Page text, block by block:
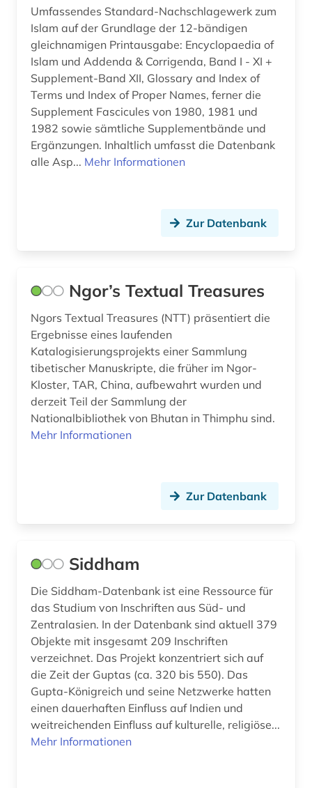
Umfassendes Standard-Nachschlagewerk zum
Islam auf der Grundlage der 12-bändigen
gleichnamigen Printausgabe: Encyclopaedia of
Islam und Addenda & Corrigenda, Band I - XI +
Supplement-Band XII, Glossary and Index of
Terms und Index of Proper Names, ferner die
Supplement Fascicules von 1980, 1981 und
1982 sowie sämtliche Supplementbände und
Ergänzungen. Inhaltlich umfasst die Datenbank
alle Asp... Mehr Informationen
Zur Datenbank
Ngor’s Textual Treasures
Ngors Textual Treasures (NTT) präsentiert die
Ergebnisse eines laufenden
Katalogisierungsprojekts einer Sammlung
tibetischer Manuskripte, die früher im Ngor-
Kloster, TAR, China, aufbewahrt wurden und
derzeit Teil der Sammlung der
Nationalbibliothek von Bhutan in Thimphu sind.
Mehr Informationen
Zur Datenbank
Siddham
Die Siddham-Datenbank ist eine Ressource für
das Studium von Inschriften aus Süd- und
Zentralasien. In der Datenbank sind aktuell 379
Objekte mit insgesamt 209 Inschriften
verzeichnet. Das Projekt konzentriert sich auf
die Zeit der Guptas (ca. 320 bis 550). Das
Gupta-Königreich und seine Netzwerke hatten
einen dauerhaften Einfluss auf Indien und
weitreichenden Einfluss auf kulturelle, religiöse...
Mehr Informationen